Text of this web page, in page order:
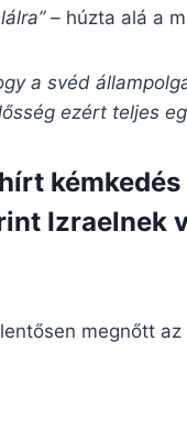
– húzta alá a
a svéd
ezért teljes
Izraelnek
megnőtt